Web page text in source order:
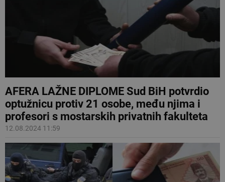
AFERA LAŽNE DIPLOME Sud BiH potvrdio
optužnicu protiv 21 osobe, među njima i
profesori s mostarskih privatnih fakulteta
12.08.2024 11:59